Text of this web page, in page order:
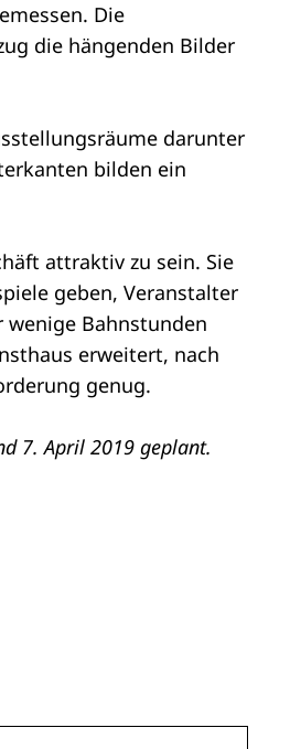
Die
die hängenden Bilder
darunter
bilden ein
attraktiv zu sein. Sie
geben, Veranstalter
Bahnstunden
erweitert, nach
genug.
7. April 2019 geplant.